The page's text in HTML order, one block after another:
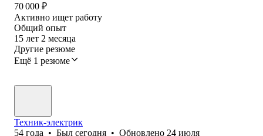
70 000 ₽
Активно ищет работу
Общий опыт
15 лет 2 месяца
Другие резюме
Ещё 1 резюме
Техник-электрик
54 года • Был сегодня • Обновлено 24 июля